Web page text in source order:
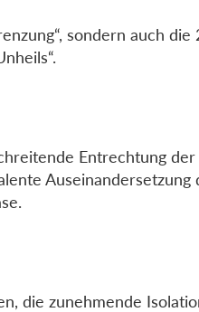
sondern auch die
Entrechtung der
Auseinandersetzung
die zunehmende